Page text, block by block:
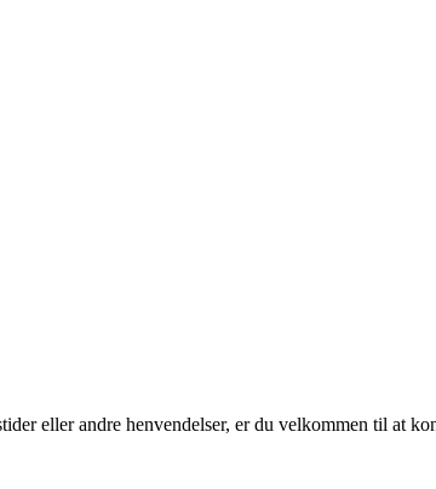
eller andre henvendelser, er du velkommen til at